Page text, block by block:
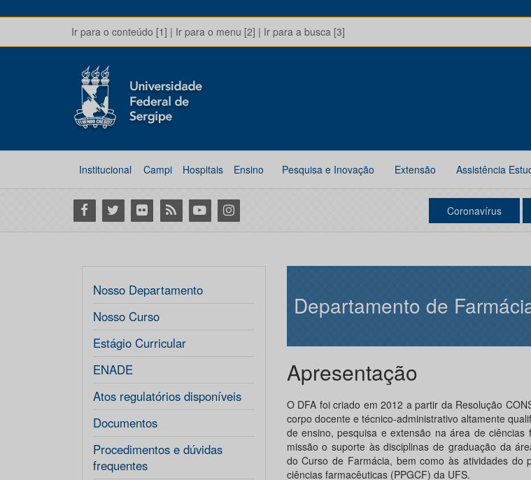
Ir para o conteúdo [1] | Ir para o menu [2] | Ir para a busca [3]
Institucional Campi Hospitais Ensino Pesquisa e Inovação Extensão Assistência
Facebook
Twitter Flickr RSS YoutubeInstagram Coronavírus
Nosso Departamento
Nosso Curso
Estágio Curricular
ENADE
Atos regulatórios disponíveis
Documentos
Procedimentos e dúvidas
frequentes
Departamento de
Apresentação
O DFA foi criado em 2012 a partir da Resolução
corpo docente e técnico-administrativo altamente
de ensino, pesquisa e extensão na área de ciências
missão o suporte às disciplinas de graduação da
do Curso de Farmácia, bem como às atividades do
ciências farmacêuticas (PPGCF) da UFS.